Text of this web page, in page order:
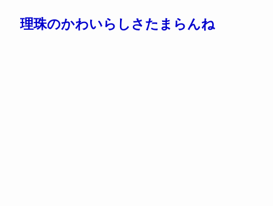
理珠のかわいらしさたまらんね